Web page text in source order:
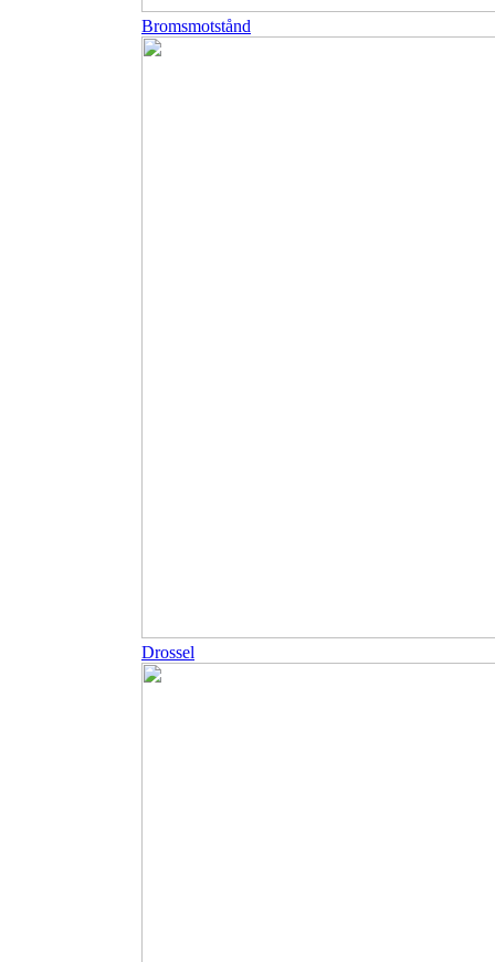
Bromsmotstånd
Drossel